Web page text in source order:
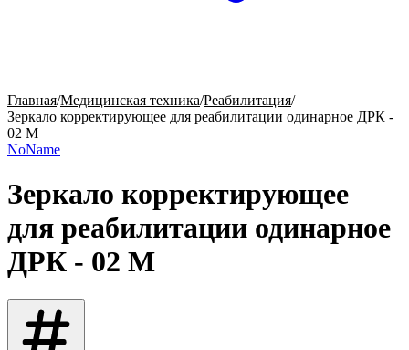
Главная/Медицинская техника/Реабилитация/
Зеркало корректирующее для реабилитации одинарное ДРК -
02 М
NoName
Зеркало корректирующее
для реабилитации одинарное
ДРК - 02 М